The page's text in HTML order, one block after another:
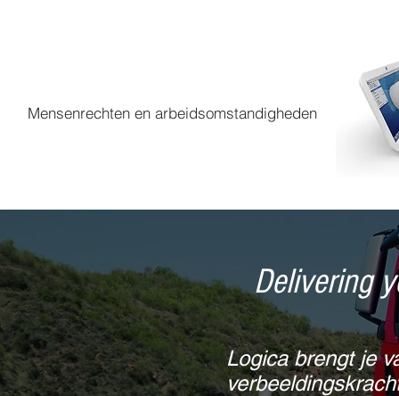
Mensenrechten en arbeidsomstandigheden
Delivering
Logica brengt je